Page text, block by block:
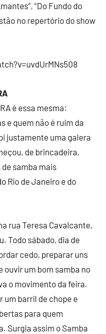
“Do Fundo do
no repertório do show
é essa mesma:
e quem não é ruim da
justamente uma galera
de brincadeira,
samba mais
Rio de Janeiro e do
rua Teresa Cavalcante,
Todo sábado, dia de
cedo, preparar uns
ouvir um bom samba no
o movimento da feira.
um barril de chope e
para quem
Surgia assim o Samba